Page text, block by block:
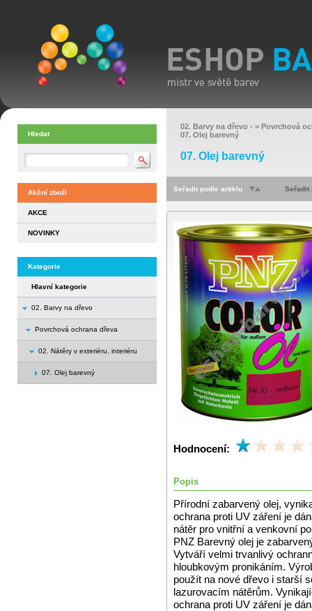
Hledat
Akční zboží
AKCE
NOVINKY
Kategorie
Hlavní kategorie
02. Barvy na dřevo
Povrchová ochrana dřeva
02. Nátěry v exteriéru, interiéru
07. Olej barevný
02. Barvy na dřevo - > Povrchová
07. Olej barevný
07. Olej barevný
Seřadit podle artiklu Seřadit
Hodnocení:
Popis
Přírodní zabarvený olej,
ochrana proti UV záření je
nátěr pro vnitřní a venkovní
PNZ Barevný olej je
Vytváří velmi trvanlivý
hloubkovým pronikáním.
použít na nové dřevo i starší
lazurovacím nátěrům.
ochrana proti UV záření je